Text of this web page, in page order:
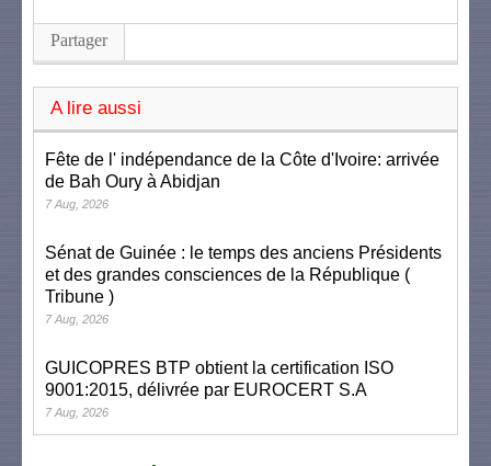
Partager
A lire aussi
Fête de l' indépendance de la Côte d'Ivoire: arrivée
de Bah Oury à Abidjan
7 Aug, 2026
Sénat de Guinée : le temps des anciens Présidents
et des grandes consciences de la République (
Tribune )
7 Aug, 2026
GUICOPRES BTP obtient la certification ISO
9001:2015, délivrée par EUROCERT S.A
7 Aug, 2026